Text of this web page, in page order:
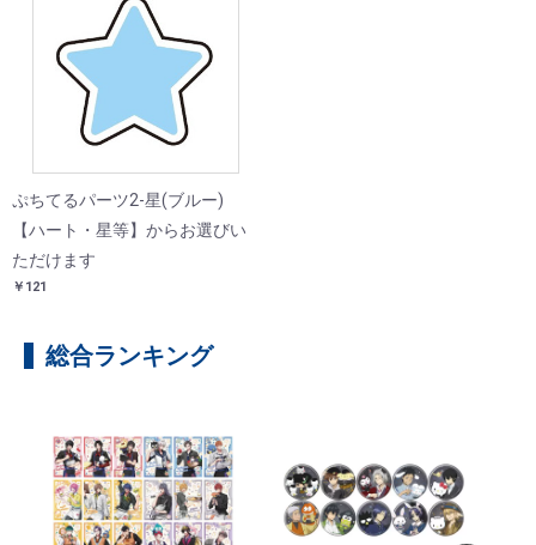
ぷちてるパーツ2-星(ブルー)
【ハート・星等】からお選びい
ただけます
￥121
総合ランキング